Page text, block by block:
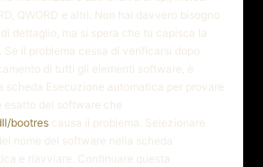
QWORD e altri. Non hai davvero bisogno
dettaglio, ma si spera che tu capisca la
Se il problema cessa di verificarsi dopo
di tutti gli elementi software, è
scheda Esecuzione automatica per provare
esatto del software che
bootrescausa il problema. Selezionare
nome del software nella scheda
e riavviare. Continuare questa